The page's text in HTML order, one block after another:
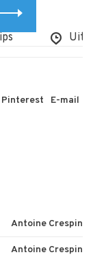
Uit
Pinterest E-mail
Antoine Crespin
Antoine Crespin